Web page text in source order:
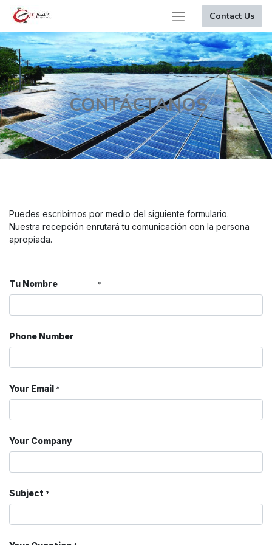
Contact Us
CONTÁCTANOS
Puedes escribirnos por medio del siguiente formulario.
Nuestra recepción enrutará tu comunicación con la persona
apropiada.
Tu Nombre *
Phone Number
Your Email *
Your Company
Subject *